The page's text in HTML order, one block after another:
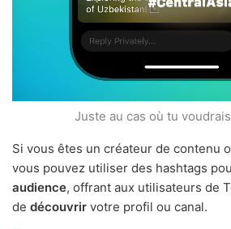
Juste au cas où tu
Si vous êtes un créateur de contenu
vous pouvez utiliser des hashtags
audience, offrant aux utilisateurs de
de découvrir votre profil ou canal.